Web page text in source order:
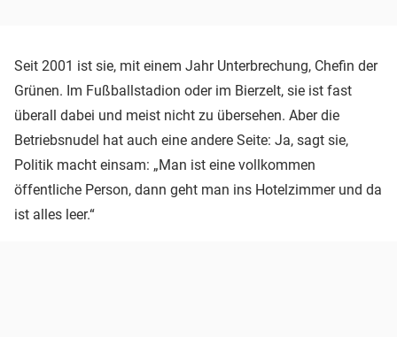
Seit 2001 ist sie, mit einem Jahr Unterbrechung, Chefin der
Grünen. Im Fußballstadion oder im Bierzelt, sie ist fast
überall dabei und meist nicht zu übersehen. Aber die
Betriebsnudel hat auch eine andere Seite: Ja, sagt sie,
Politik macht einsam: „Man ist eine vollkommen
öffentliche Person, dann geht man ins Hotelzimmer und da
ist alles leer.“